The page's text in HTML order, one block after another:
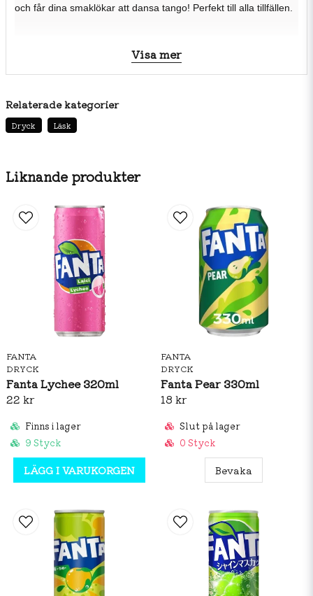
Liknande produkter
FANTA
DRYCK
Fanta Lychee 320ml
22 kr
Finns i lager
9 Styck
LÄGG I VARUKORGEN
FANTA
DRYCK
Fanta Pear 330ml
18 kr
Slut på lager
0 Styck
Bevaka
och får dina smaklökar att dansa tango! Perfekt till alla tillfällen.
Kolsyrat vatten, fruktjuice från koncentrat 5% (Ananas,
Aspartam, E954), konserveringsmedel (E202), aromer,
stabiliseringsmedel (E414, E412, E444, E445), färg
Näringvärde
Fett
Vara Mättat fett
Kolhydrater
Varav Sockerarter
Salt (i gram)
Visa mer
Relaterade kategorier
Dryck Läsk